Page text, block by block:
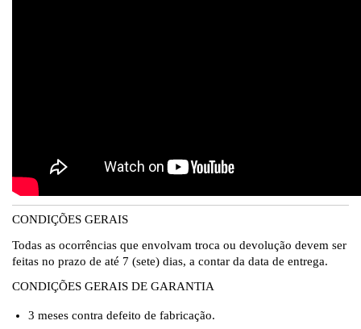
CONDIÇÕES GERAIS
Todas as ocorrências que envolvam troca ou devolução devem ser
feitas no prazo de até 7 (sete) dias, a contar da data de entrega.
CONDIÇÕES GERAIS DE GARANTIA
3 meses contra defeito de fabricação.